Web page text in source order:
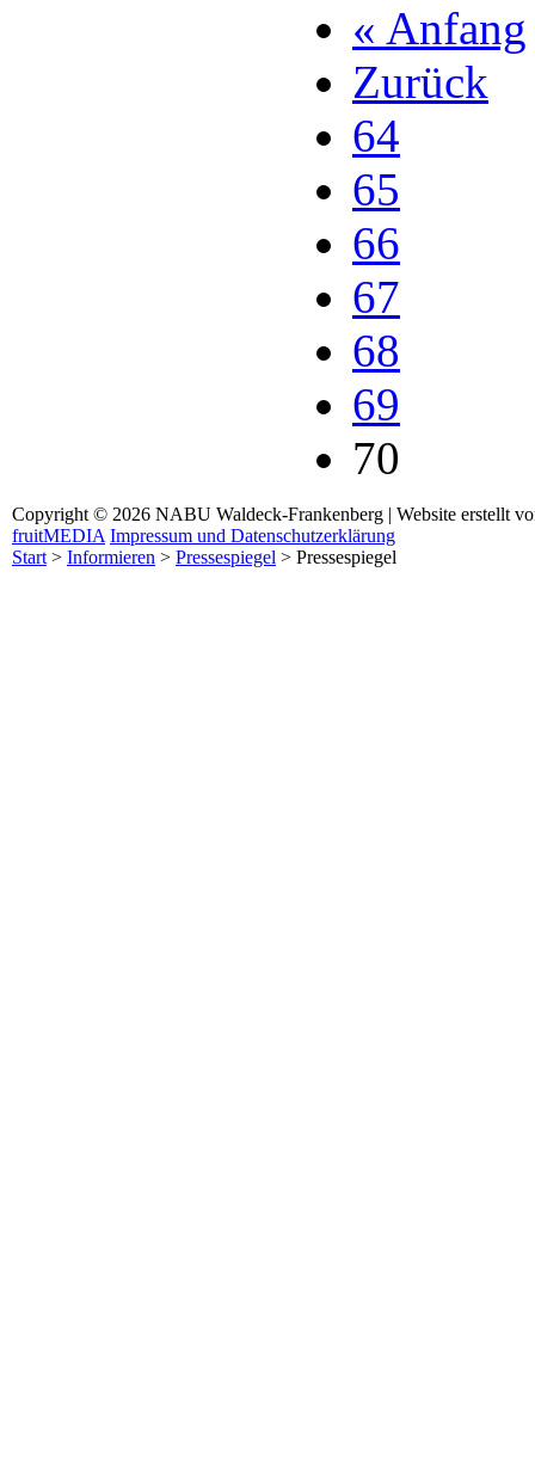
« Anfang
Zurück
64
65
66
67
68
69
70
Copyright © 2026 NABU Waldeck-Frankenberg | Website erstellt
fruitMEDIA Impressum und Datenschutzerklärung
Start > Informieren > Pressespiegel > Pressespiegel